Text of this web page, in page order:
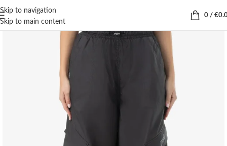
Skip to navigation
Skip to main content
0 / €